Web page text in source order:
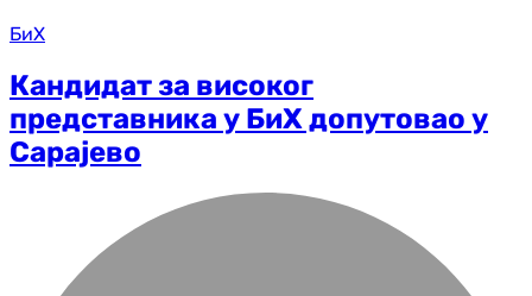
БиХ
Кандидат за високог
представника у БиХ допутовао у
Сарајево